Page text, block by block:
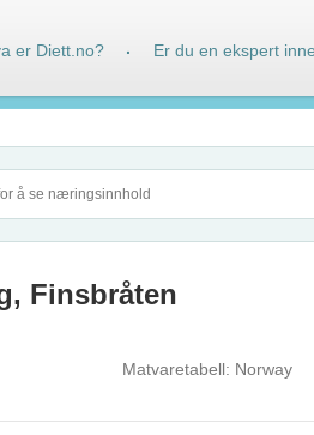
Finsbråten
Matvaretabell: Norway
er Diett.no? · Er du en ekspert